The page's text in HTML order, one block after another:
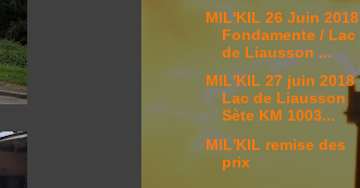
MIL'KIL 26 Juin 2018
Fondamente / Lac
de Liausson ...
MIL'KIL 27 juin 2018
Lac de Liausson
Sète KM 1003...
MIL'KIL remise des
prix